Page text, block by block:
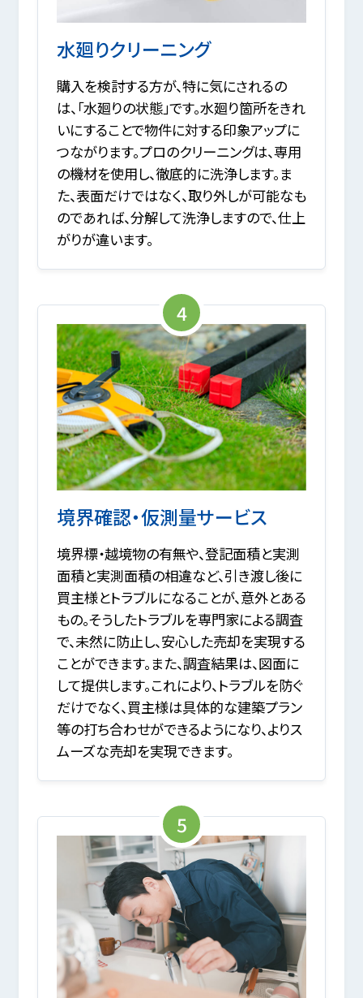
水廻りクリーニング
購入を検討する方が、特に気にされるの
は、「水廻りの状態」です。水廻り箇所をきれ
いにすることで物件に対する印象アップに
つながります。プロのクリーニングは、専用
の機材を使用し、徹底的に洗浄します。ま
た、表面だけではなく、取り外しが可能なも
のであれば、分解して洗浄しますので、仕上
がりが違います。
4
境界確認・仮測量サービス
境界標・越境物の有無や、登記面積と実測
面積と実測面積の相違など、引き渡し後に
買主様とトラブルになることが、意外とある
もの。そうしたトラブルを専門家による調査
で、未然に防止し、安心した売却を実現する
ことができます。また、調査結果は、図面に
して提供します。これにより、トラブルを防ぐ
だけでなく、買主様は具体的な建築プラン
等の打ち合わせができるようになり、よりス
ムーズな売却を実現できます。
5